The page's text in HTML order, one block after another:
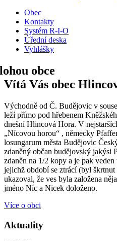
Obec
Kontakty
Systém R-I-O
Úřední deska
Vyhlášky
Vítá Vás obec
Východně od Č. Budějovic v
leží přímo pod hřebenem
dnešní Hlincová Hora. V
„Nícovou horou“ , německy
losungarum města Budějovic
zdaněný občan budějovský jakýsi
zdaněn na 1/2 kopy a je pak
jejichž období se ztrácí (byl
ukazoval, že ves byla založena
jméno Níc a Nicek doloženo.
Více o obci
Aktuality